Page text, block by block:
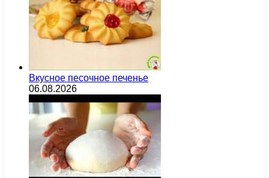
Вкусное песочное печенье
06.08.2026